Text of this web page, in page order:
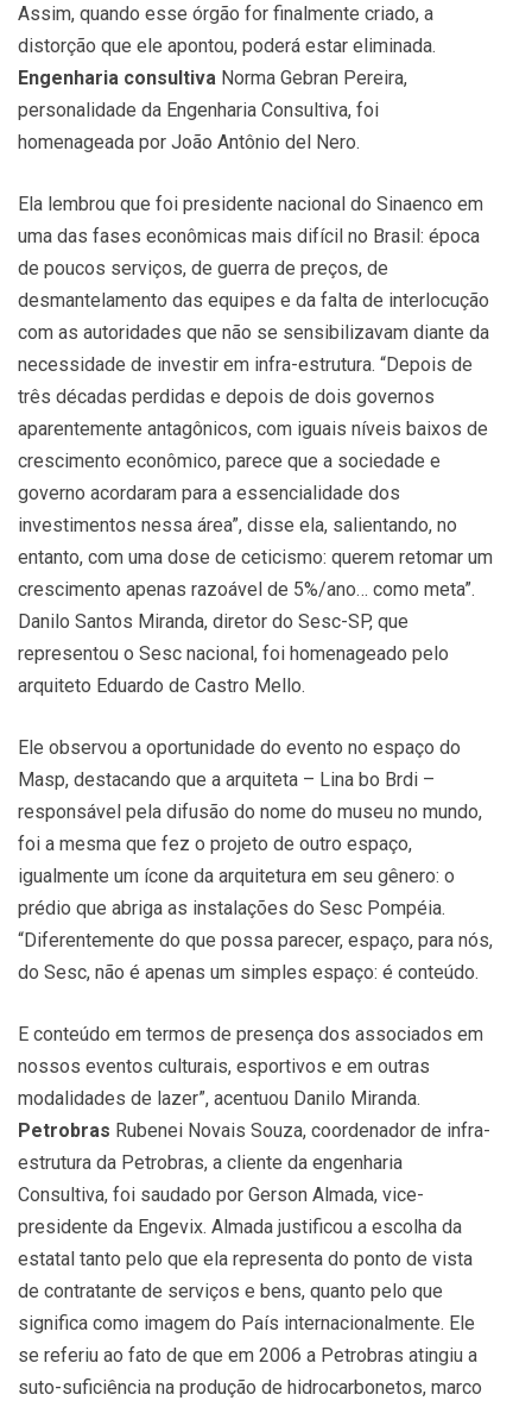
Assim, quando esse órgão for finalmente criado, a
distorção que ele apontou, poderá estar eliminada.
Engenharia consultiva Norma Gebran Pereira,
personalidade da Engenharia Consultiva, foi
homenageada por João Antônio del Nero.
Ela lembrou que foi presidente nacional do Sinaenco em
uma das fases econômicas mais difícil no Brasil: época
de poucos serviços, de guerra de preços, de
desmantelamento das equipes e da falta de interlocução
com as autoridades que não se sensibilizavam diante da
necessidade de investir em infra-estrutura. “Depois de
três décadas perdidas e depois de dois governos
aparentemente antagônicos, com iguais níveis baixos de
crescimento econômico, parece que a sociedade e
governo acordaram para a essencialidade dos
investimentos nessa área”, disse ela, salientando, no
entanto, com uma dose de ceticismo: querem retomar um
crescimento apenas razoável de 5%/ano… como meta”.
Danilo Santos Miranda, diretor do Sesc-SP, que
representou o Sesc nacional, foi homenageado pelo
arquiteto Eduardo de Castro Mello.
Ele observou a oportunidade do evento no espaço do
Masp, destacando que a arquiteta – Lina bo Brdi –
responsável pela difusão do nome do museu no mundo,
foi a mesma que fez o projeto de outro espaço,
igualmente um ícone da arquitetura em seu gênero: o
prédio que abriga as instalações do Sesc Pompéia.
“Diferentemente do que possa parecer, espaço, para nós,
do Sesc, não é apenas um simples espaço: é conteúdo.
E conteúdo em termos de presença dos associados em
nossos eventos culturais, esportivos e em outras
modalidades de lazer”, acentuou Danilo Miranda.
Petrobras Rubenei Novais Souza, coordenador de infra-
estrutura da Petrobras, a cliente da engenharia
Consultiva, foi saudado por Gerson Almada, vice-
presidente da Engevix. Almada justificou a escolha da
estatal tanto pelo que ela representa do ponto de vista
de contratante de serviços e bens, quanto pelo que
significa como imagem do País internacionalmente. Ele
se referiu ao fato de que em 2006 a Petrobras atingiu a
suto-suficiência na produção de hidrocarbonetos, marco